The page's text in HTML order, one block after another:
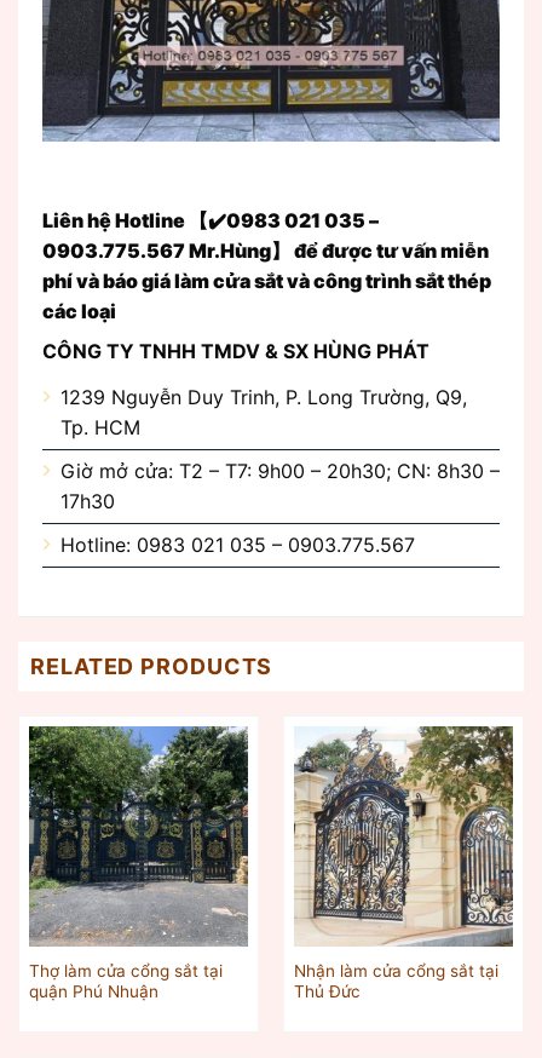
Liên hệ Hotline 【✔️0983 021 035 –
0903.775.567 Mr.Hùng】 để được tư vấn miễn
phí và báo giá làm cửa sắt và công trình sắt thép
các loại
CÔNG TY TNHH TMDV & SX HÙNG PHÁT
1239 Nguyễn Duy Trinh, P. Long Trường, Q9,
Tp. HCM
Giờ mở cửa: T2 – T7: 9h00 – 20h30; CN: 8h30 –
17h30
Hotline: 0983 021 035 – 0903.775.567
RELATED PRODUCTS
Thợ làm cửa cổng sắt tại
quận Phú Nhuận
Nhận làm cửa cổng sắt tại
Thủ Đức